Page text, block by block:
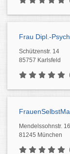
Frau Dipl.-
Schützenstr. 14
85757 Karlsfeld
Mendelssohnstr.
81245 München